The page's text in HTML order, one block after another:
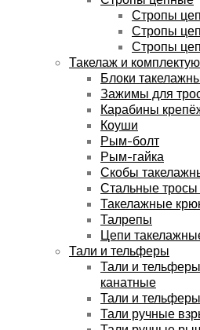
Стропы
Стропы
Стропы
Такелаж и
Блоки
Зажимы для
Карабины
Коуши
Рым-болт
Рым-гайка
Скобы
Стальные тросы
Такелажные
Талрепы
Цепи
Тали и тельферы
Тали и
канатные
Тали и
Тали ручные